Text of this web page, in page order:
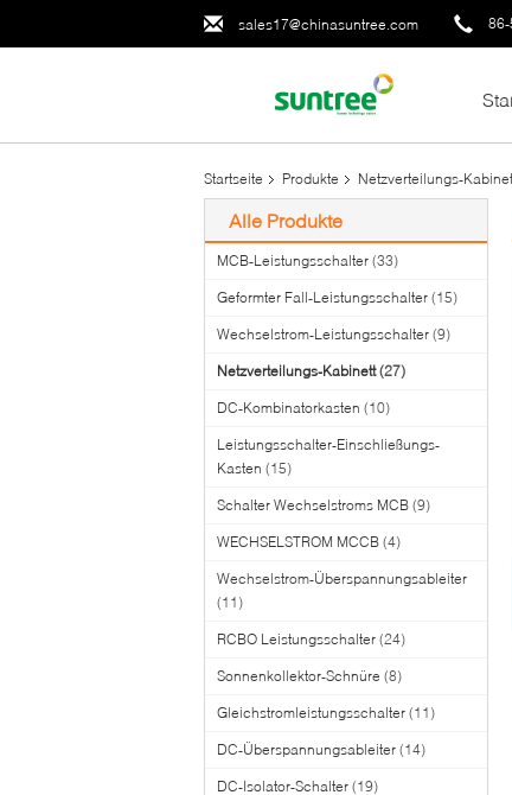
sales17@chinasuntree.com
Startseite Produkte Netzverteilungs-
Alle Produkte
MCB-Leistungsschalter (33)
Geformter Fall-Leistungsschalter (15)
Wechselstrom-Leistungsschalter (9)
Netzverteilungs-Kabinett (27)
DC-Kombinatorkasten (10)
Leistungsschalter-Einschließungs-
Kasten (15)
Schalter Wechselstroms MCB (9)
WECHSELSTROM MCCB (4)
Wechselstrom-Überspannungsableiter
(11)
RCBO Leistungsschalter (24)
Sonnenkollektor-Schnüre (8)
Gleichstromleistungsschalter (11)
DC-Überspannungsableiter (14)
DC-Isolator-Schalter (19)